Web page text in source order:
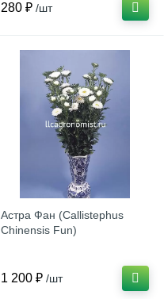
280 ₽ /шт
Астра Фан (Callistephus
Chinensis Fun)
1 200 ₽ /шт